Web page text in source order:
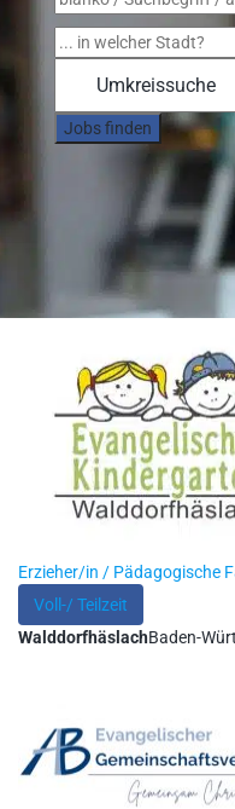
Jobs finden
Erzieher/in / Pädagogische
Voll-/ Teilzeit
WalddorfhäslachBaden-